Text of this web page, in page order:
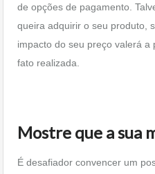
de opções de pagamento.
queira adquirir o seu produto,
impacto do seu preço valerá
fato realizada.
Mostre que a sua
É desafiador convencer um